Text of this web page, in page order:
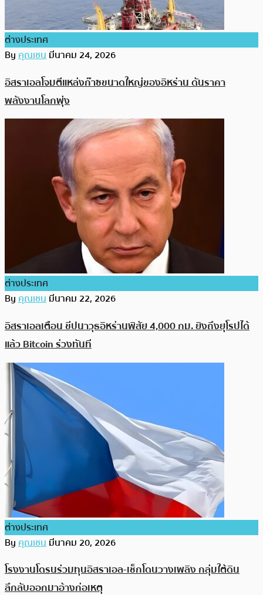
ต่างประเทศ
Byคุณเชนมีนาคม 24, 2026
อิสราเอลโจมตีแหล่งก๊าซขนาดใหญ่ของอิหร่าน ดันราคา
พลังงานโลกพุ่ง
ต่างประเทศ
Byคุณเชนมีนาคม 22, 2026
อิสราเอลเตือน ขีปนาวุธอิหร่านพิสัย 4,000 กม. ยิงถึงยุโรปได้
แล้ว Bitcoin ร่วงทันที
ต่างประเทศ
Byคุณเชนมีนาคม 20, 2026
โรงงานโดรนร่วมทุนอิสราเอล-เช็กโดนวางเพลิง กลุ่มใต้ดิน
ลึกลับออกมาอ้างก่อเหตุ